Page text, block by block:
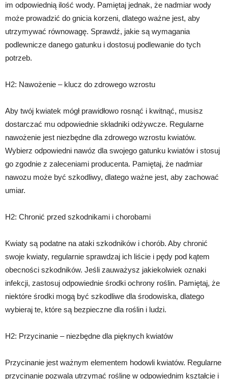
im odpowiednią ilość wody. Pamiętaj jednak, że nadmiar wody
może prowadzić do gnicia korzeni, dlatego ważne jest, aby
utrzymywać równowagę. Sprawdź, jakie są wymagania
podlewnicze danego gatunku i dostosuj podlewanie do tych
potrzeb.
H2: Nawożenie – klucz do zdrowego wzrostu
Aby twój kwiatek mógł prawidłowo rosnąć i kwitnąć, musisz
dostarczać mu odpowiednie składniki odżywcze. Regularne
nawożenie jest niezbędne dla zdrowego wzrostu kwiatów.
Wybierz odpowiedni nawóz dla swojego gatunku kwiatów i stosuj
go zgodnie z zaleceniami producenta. Pamiętaj, że nadmiar
nawozu może być szkodliwy, dlatego ważne jest, aby zachować
umiar.
H2: Chronić przed szkodnikami i chorobami
Kwiaty są podatne na ataki szkodników i chorób. Aby chronić
swoje kwiaty, regularnie sprawdzaj ich liście i pędy pod kątem
obecności szkodników. Jeśli zauważysz jakiekolwiek oznaki
infekcji, zastosuj odpowiednie środki ochrony roślin. Pamiętaj, że
niektóre środki mogą być szkodliwe dla środowiska, dlatego
wybieraj te, które są bezpieczne dla roślin i ludzi.
H2: Przycinanie – niezbędne dla pięknych kwiatów
Przycinanie jest ważnym elementem hodowli kwiatów. Regularne
przycinanie pozwala utrzymać roślinę w odpowiednim kształcie i